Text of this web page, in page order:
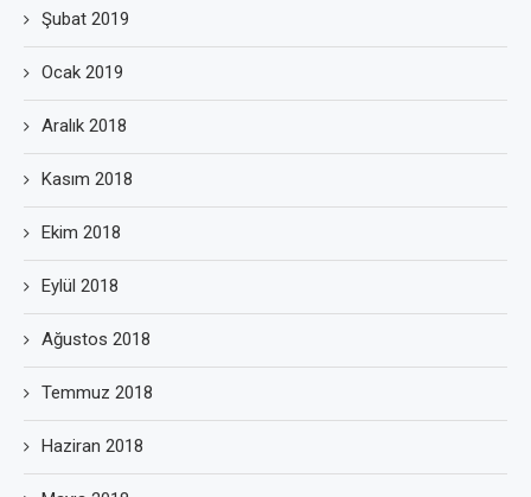
Şubat 2019
Ocak 2019
Aralık 2018
Kasım 2018
Ekim 2018
Eylül 2018
Ağustos 2018
Temmuz 2018
Haziran 2018